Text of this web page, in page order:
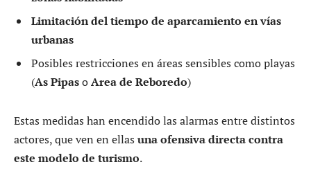
Limitación del tiempo de aparcamiento en vías
urbanas
Posibles restricciones en áreas sensibles como playas
(As PipasoArea de Reboredo)
Estas medidas han encendido las alarmas entre distintos
actores, que ven en ellas una ofensiva directa contra
este modelo de turismo.